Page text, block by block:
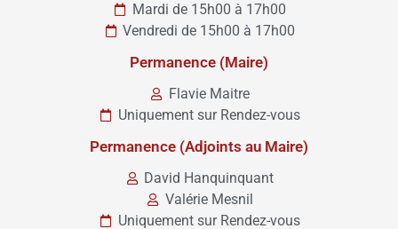
Mardi de 15h00 à 17h00
Vendredi de 15h00 à 17h00
Permanence (Maire)
Flavie Maitre
Uniquement sur Rendez-vous
Permanence (Adjoints au Maire)
David Hanquinquant
Valérie Mesnil
Uniquement sur Rendez-vous